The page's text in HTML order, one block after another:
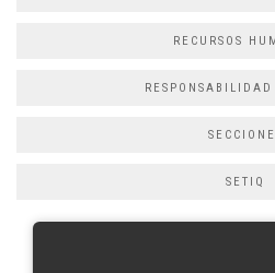
RECURSOS
SETIQ